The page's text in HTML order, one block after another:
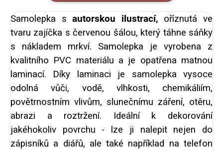
Samolepka sautorskou ilustrací, oříznutá ve
tvaru zajíčka s červenou šálou, který táhne sáňky
s nákladem mrkví. Samolepka je vyrobena z
kvalitního PVC materiálu a je opatřena matnou
laminací. Díky laminaci je samolepka vysoce
odolná vůči, vodě, vlhkosti, chemikáliím,
povětrnostním vlivům, slunečnímu záření, otěru,
abrazi a roztržení. Ideální k dekorování
jakéhokoliv povrchu - lze ji nalepit nejen do
zápisníků a diářů, ale také například na telefon